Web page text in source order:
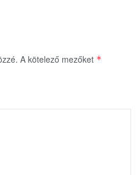
A kötelező mezőket *